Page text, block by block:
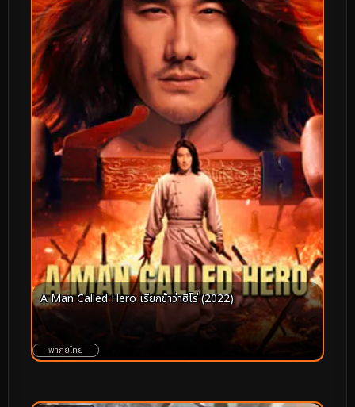
A Man Called Hero เรียกข้าว่าฮีโร่ (2022)
พากย์ไทย